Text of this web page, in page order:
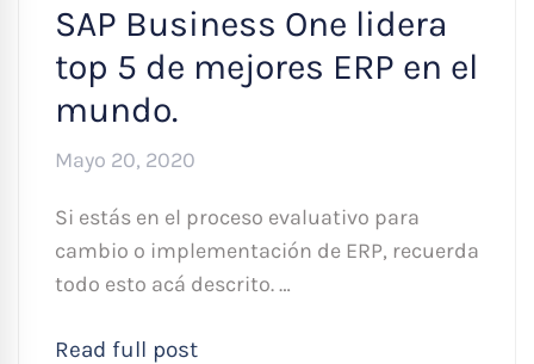
SAP Business One lidera
top 5 de mejores ERP en el
mundo.
Mayo 20, 2020
Si estás en el proceso evaluativo para
cambio o implementación de ERP, recuerda
todo esto acá descrito. …
Read full post